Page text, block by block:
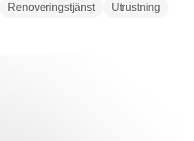
Renoveringstjänst Utrustning